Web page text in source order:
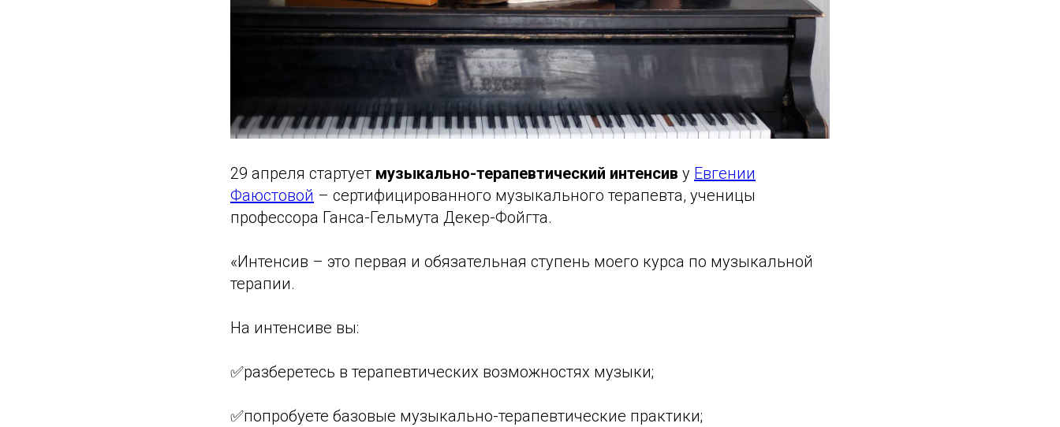
29 апреля стартует музыкально-терапевтический интенсив у Евгении
Фаюстовой – сертифицированного музыкального терапевта, ученицы
профессора Ганса-Гельмута Декер-Фойгта.
«Интенсив – это первая и обязательная ступень моего курса по музыкальной
терапии.
На интенсиве вы:
✅разберетесь в терапевтических возможностях музыки;
✅попробуете базовые музыкально-терапевтические практики;